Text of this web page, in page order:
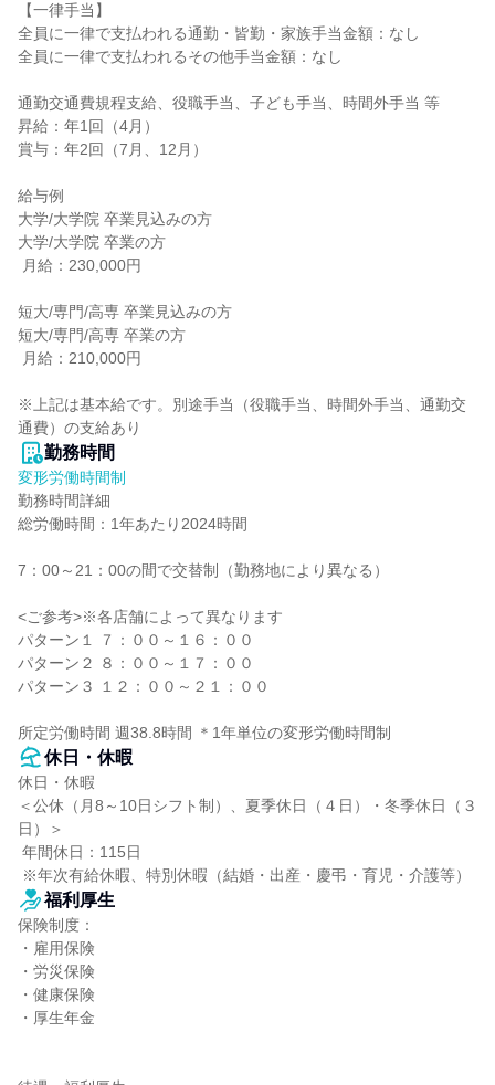
【一律手当】
全員に一律で支払われる通勤・皆勤・家族手当金額：なし
全員に一律で支払われるその他手当金額：なし
通勤交通費規程支給、役職手当、子ども手当、時間外手当 等
昇給：年1回（4月）
賞与：年2回（7月、12月）
給与例
大学/大学院 卒業見込みの方
大学/大学院 卒業の方
短大/専門/高専 卒業見込みの方
短大/専門/高専 卒業の方
※上記は基本給です。別途手当（役職手当、時間外手当、通勤交
通費）の支給あり
勤務時間
変形労働時間制
勤務時間詳細
総労働時間：1年あたり2024時間
7：00～21：00の間で交替制（勤務地により異なる）
<ご参考>※各店舗によって異なります
パターン１ ７：００～１６：００
パターン２ ８：００～１７：００
パターン３ １２：００～２１：００
所定労働時間 週38.8時間 ＊1年単位の変形労働時間制
休日・休暇
休日・休暇
＜公休（月8～10日シフト制）、夏季休日（４日）・冬季休日（３
日）＞
※年次有給休暇、特別休暇（結婚・出産・慶弔・育児・介護等）
福利厚生
保険制度：
・雇用保険
・労災保険
・健康保険
・厚生年金